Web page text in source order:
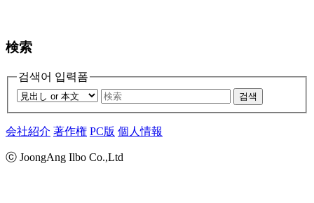
検索
검색어 입력폼
검색
会社紹介 著作権 PC版 個人情報
ⓒ JoongAng Ilbo Co.,Ltd